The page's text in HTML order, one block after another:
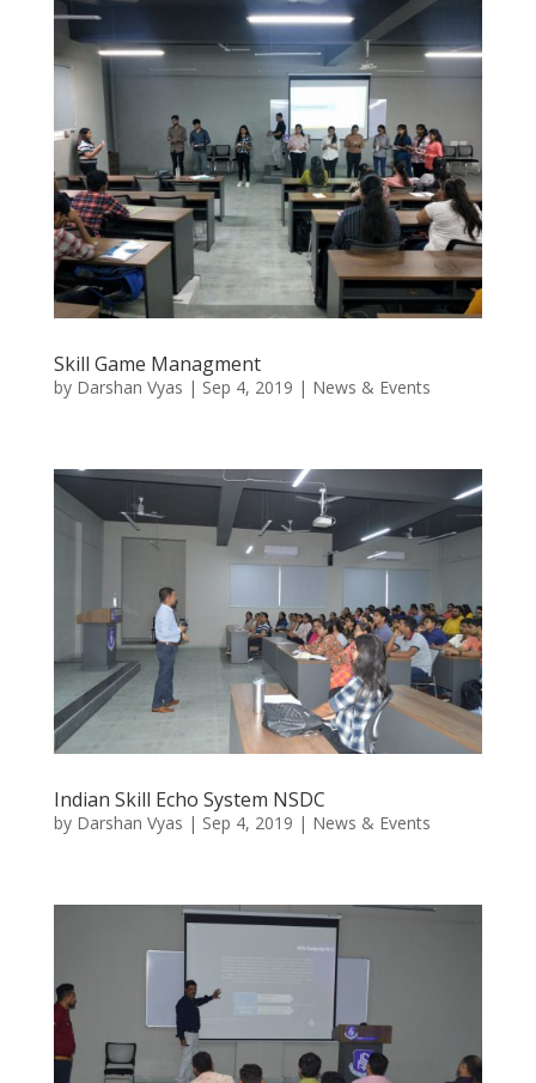
Skill Game Managment
by Darshan Vyas | Sep 4, 2019 | News & Events
Indian Skill Echo System NSDC
by Darshan Vyas | Sep 4, 2019 | News & Events